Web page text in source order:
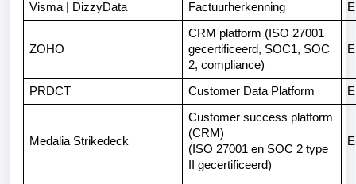
Visma | DizzyData Factuurherkenning
ZOHO
CRM platform (ISO 27001
gecertificeerd, SOC1, SOC
2, compliance)
PRDCT Customer Data Platform
Medalia Strikedeck
Customer success platform
(CRM)
(ISO 27001 en SOC 2 type
II gecertificeerd)